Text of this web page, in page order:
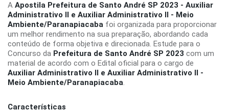
A Apostila Prefeitura de Santo André SP 2023 - Auxiliar
Administrativo II e Auxiliar Administrativo II - Meio
Ambiente/Paranapiacaba foi organizada para proporcionar
um melhor rendimento na sua preparação, abordando cada
conteúdo de forma objetiva e direcionada. Estude para o
Concurso da Prefeitura de Santo André SP 2023 com um
material de acordo com o Edital oficial para o cargo de
Auxiliar Administrativo II e Auxiliar Administrativo II -
Meio Ambiente/Paranapiacaba.
Características